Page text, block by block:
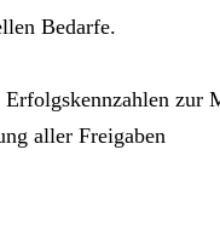
Bedarfe.
zur
aller Freigaben